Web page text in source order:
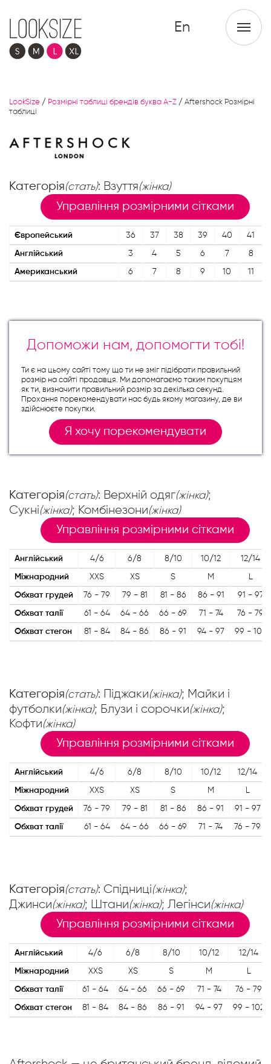
En
LookSize / Розмірні таблиці брендів буква A-Z / Aftershock Розмірні
таблиці
Категорія(стать): Взуття(жінка)
Управління розмірними сітками
Європейський 36 37 38 39 40 41
Англійський 3 4 5 6 7 8
Американський 6 7 8 9 10 11
Допоможи нам, допомогти тобі!
Ти є на цьому сайті тому що ти не зміг підібрати правильний
розмір на сайті продавця. Ми допомагаємо таким покупцям
як ти, визначити правильний розмір за декілька секунд.
Прохання порекомендувати нас будь якому магазину, де ви
здійснюєте покупки.
Я хочу порекомендувати
Категорія(стать): Верхній одяг(жінка);
Сукні(жінка); Комбінезони(жінка)
Управління розмірними сітками
Англійський 4/6 6/8 8/10 10/12 12/14
Міжнародний XXS XS S M L
Обхват грудей 76 - 79 79 - 81 81 - 86 86 - 91 91 - 97
Обхват талії 61 - 64 64 - 66 66 - 69 71 - 74 76 - 79
Обхват стегон 81 - 84 84 - 86 86 - 91 94 - 97 99 - 102
Категорія(стать): Піджаки(жінка); Майки і
футболки(жінка); Блузи і сорочки(жінка);
Кофти(жінка)
Управління розмірними сітками
Англійський 4/6 6/8 8/10 10/12 12/14
Міжнародний XXS XS S M L
Обхват грудей 76 - 79 79 - 81 81 - 86 86 - 91 91 - 97
Обхват талії 61 - 64 64 - 66 66 - 69 71 - 74 76 - 79
Категорія(стать): Спідниці(жінка);
Джинси(жінка); Штани(жінка); Легінси(жінка)
Управління розмірними сітками
Англійський 4/6 6/8 8/10 10/12 12/14
Міжнародний XXS XS S M L
Обхват талії 61 - 64 64 - 66 66 - 69 71 - 74 76 - 79
Обхват стегон 81 - 84 84 - 86 86 - 91 94 - 97 99 - 102